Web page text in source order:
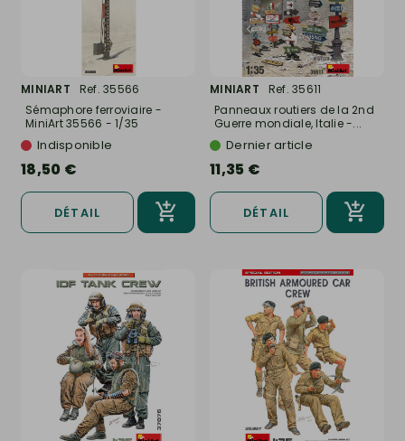
MINIART
Ref. 35566
Sémaphore ferroviaire -
MiniArt 35566 - 1/35
Indisponible
18,50 €
DÉTAIL
MINIART
Ref. 35611
Panneaux routiers de la 2nd
Guerre mondiale, Italie -...
Dernier article
11,35 €
DÉTAIL